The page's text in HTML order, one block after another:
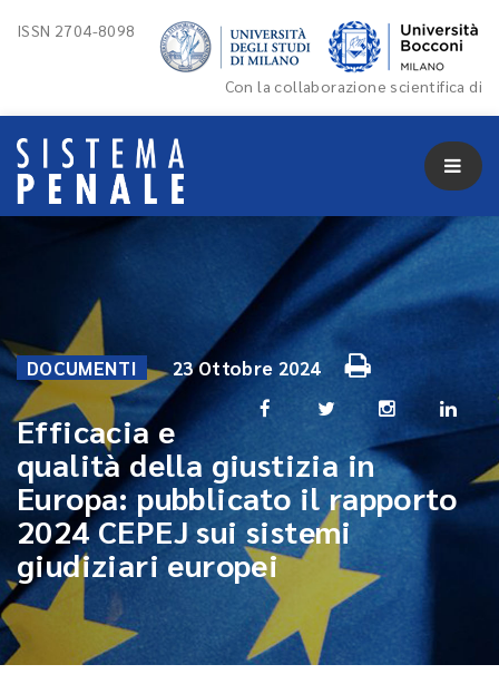
ISSN 2704-8098
Con la collaborazione scientifica di
DOCUMENTI 23 Ottobre 2024
Efficacia e
qualità della giustizia in
Europa: pubblicato il rapporto
2024 CEPEJ sui sistemi
giudiziari europei